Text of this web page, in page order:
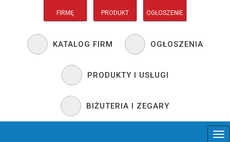
FIRMĘ PRODUKT OGŁOSZENIE
KATALOG FIRM OGŁOSZENIA
PRODUKTY I USŁUGI
BIŻUTERIA I ZEGARY